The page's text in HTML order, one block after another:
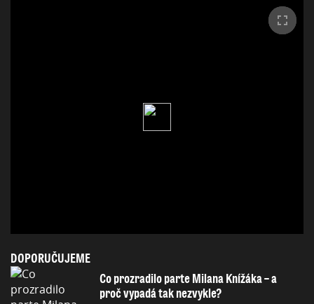
DOPORUČUJEME
Co prozradilo parte Milana Knížáka – a
proč vypadá tak nezvykle?